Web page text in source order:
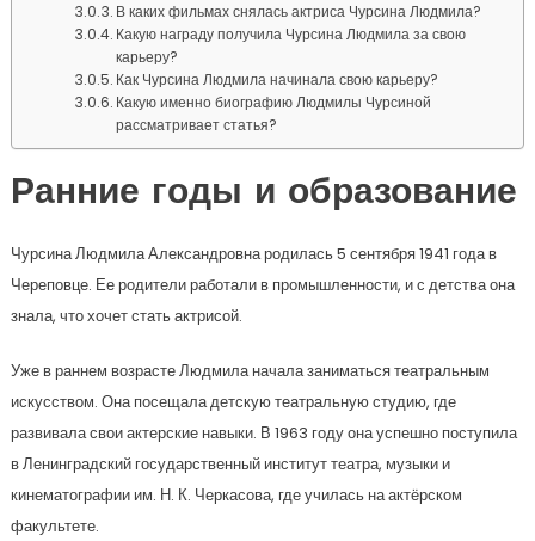
В каких фильмах снялась актриса Чурсина Людмила?
Какую награду получила Чурсина Людмила за свою
карьеру?
Как Чурсина Людмила начинала свою карьеру?
Какую именно биографию Людмилы Чурсиной
рассматривает статья?
Ранние годы и образование
Чурсина Людмила Александровна родилась 5 сентября 1941 года в
Череповце. Ее родители работали в промышленности, и с детства она
знала, что хочет стать актрисой.
Уже в раннем возрасте Людмила начала заниматься театральным
искусством. Она посещала детскую театральную студию, где
развивала свои актерские навыки. В 1963 году она успешно поступила
в Ленинградский государственный институт театра, музыки и
кинематографии им. Н. К. Черкасова, где училась на актёрском
факультете.